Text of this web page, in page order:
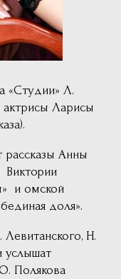
«Студии» Л.
Ларисы
рассказы Анны
и омской
доля».
Н.
услышат
Полякова